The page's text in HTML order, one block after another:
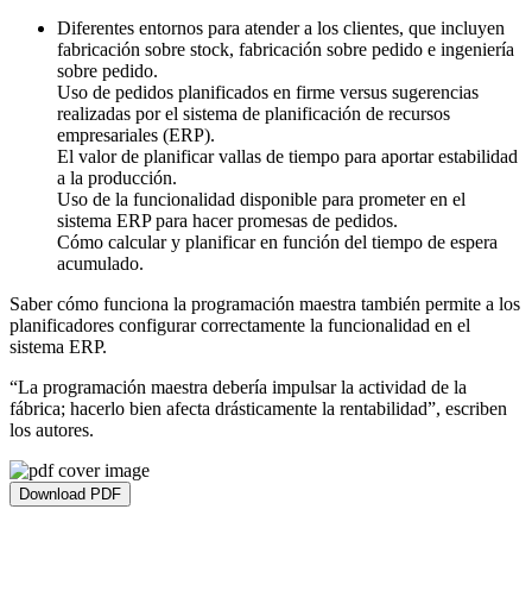
Diferentes entornos para atender a los clientes, que incluyen
fabricación sobre stock, fabricación sobre pedido e ingeniería
sobre pedido.
Uso de pedidos planificados en firme versus sugerencias
realizadas por el sistema de planificación de recursos
empresariales (ERP).
El valor de planificar vallas de tiempo para aportar estabilidad
a la producción.
Uso de la funcionalidad disponible para prometer en el
sistema ERP para hacer promesas de pedidos.
Cómo calcular y planificar en función del tiempo de espera
acumulado.
Saber cómo funciona la programación maestra también permite a los
planificadores configurar correctamente la funcionalidad en el
sistema ERP.
“La programación maestra debería impulsar la actividad de la
fábrica; hacerlo bien afecta drásticamente la rentabilidad”, escriben
los autores.
Download PDF